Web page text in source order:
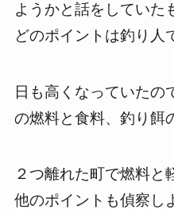
ようかと話をしていた
どのポイントは釣り人
日も高くなっていたの
の燃料と食料、釣り餌
２つ離れた町で燃料と
他のポイントも偵察し